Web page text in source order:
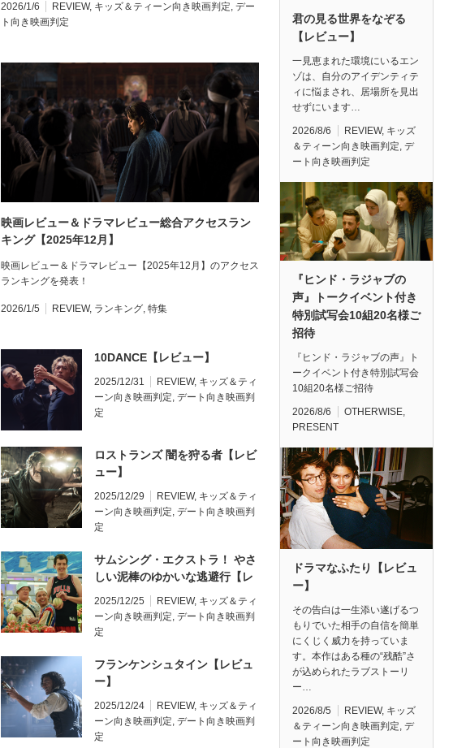
2026/1/6 REVIEW, キッズ＆ティーン向き映画判定, デー
ト向き映画判定
映画レビュー＆ドラマレビュー総合アクセスラン
キング【2025年12月】
映画レビュー＆ドラマレビュー【2025年12月】のアクセス
ランキングを発表！
2026/1/5 REVIEW, ランキング, 特集
10DANCE【レビュー】
2025/12/31 REVIEW, キッズ＆ティ
ーン向き映画判定, デート向き映画判
定
ロストランズ 闇を狩る者【レビ
ュー】
2025/12/29 REVIEW, キッズ＆ティ
ーン向き映画判定, デート向き映画判
定
サムシング・エクストラ！ やさ
しい泥棒のゆかいな逃避行【レ
2025/12/25 REVIEW, キッズ＆ティ
ーン向き映画判定, デート向き映画判
定
フランケンシュタイン【レビュ
ー】
2025/12/24 REVIEW, キッズ＆ティ
ーン向き映画判定, デート向き映画判
定
君の見る世界をなぞる
【レビュー】
一見恵まれた環境にいるエン
ゾは、自分のアイデンティテ
ィに悩まされ、居場所を見出
せずにいます…
2026/8/6 REVIEW, キッズ
＆ティーン向き映画判定, デ
ート向き映画判定
『ヒンド・ラジャブの
声』トークイベント付き
特別試写会10組20名様ご
招待
『ヒンド・ラジャブの声』ト
ークイベント付き特別試写会
10組20名様ご招待
2026/8/6 OTHERWISE
PRESENT
ドラマなふたり【レビュ
ー】
その告白は一生添い遂げるつ
もりでいた相手の自信を簡単
にくじく威力を持っていま
す。本作はある種の“残酷”さ
が込められたラブストーリ
ー…
2026/8/5 REVIEW, キッズ
＆ティーン向き映画判定, デ
ート向き映画判定